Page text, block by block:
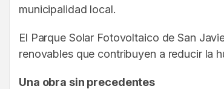
municipalidad local.
El Parque Solar Fotovoltaico de San
renovables que contribuyen a reducir la
Una obra sin precedentes